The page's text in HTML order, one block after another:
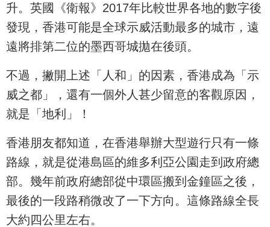
升。英國《衛報》2017年比較世界各地的數字後
發現，香港可能是全球示威活動最多的城市，遠
遠將排第二位的墨西哥城拋在後頭。
不過，撇開上述「人和」的因素，香港成為「示
威之都」，還有一個外人甚少留意的客觀原因，
就是「地利」！
香港朋友都知道，在香港舉辦大型遊行只有一條
路線，就是從港島區的維多利亞公園走到政府總
部。幾年前政府總部從中環區搬到金鐘區之後，
最後的一段路稍微改了一下方向。這條路線全長
大約四公里左右。